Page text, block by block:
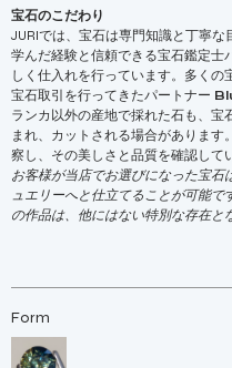
宝石のこだわり
JURIでは、宝石は専門知識と丁寧
学んだ経験と信頼できる宝石鑑定士
しく仕入れを行っています。多くの
宝石取引を行ってきたパートナー
ランカ以外の産地で採れた石も、宝
まれ、カットされる場合がありま
察し、その美しさと品質を確認して
お客様が当店でお選びになった宝
ュエリーへと仕立てることが可能
の作品は、他にはない特別な存在と
Form